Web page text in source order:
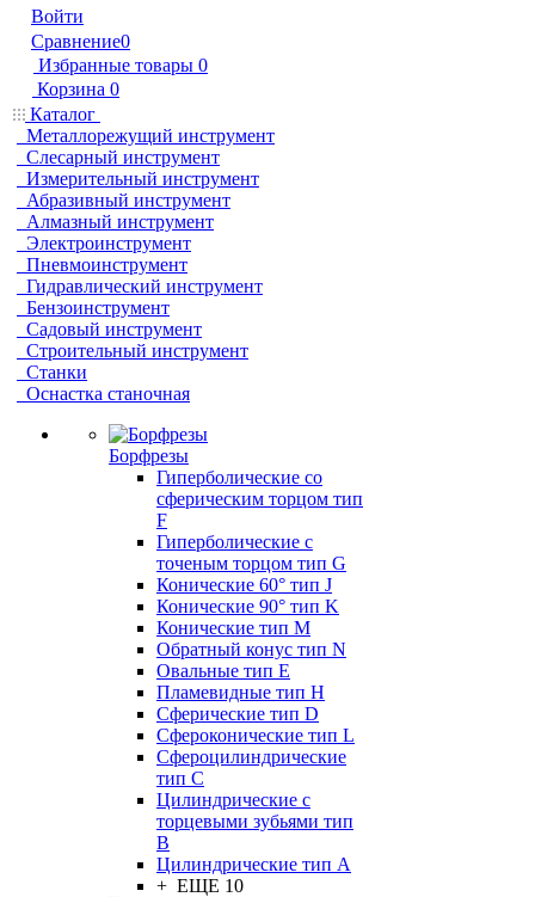
Войти
Сравнение0
Избранные товары 0
Корзина 0
Каталог
Металлорежущий инструмент
Слесарный инструмент
Измерительный инструмент
Абразивный инструмент
Алмазный инструмент
Электроинструмент
Пневмоинструмент
Гидравлический инструмент
Бензоинструмент
Садовый инструмент
Строительный инструмент
Станки
Оснастка станочная
Борфрезы
Гиперболические cо
сферическим торцом тип
F
Гиперболические с
точеным торцом тип G
Конические 60° тип J
Конические 90° тип K
Конические тип M
Обратный конус тип N
Овальные тип E
Пламевидные тип H
Сферические тип D
Сфероконические тип L
Сфероцилиндрические
тип C
Цилиндрические с
торцевыми зубьями тип
B
Цилиндрические тип А
+ ЕЩЕ 10